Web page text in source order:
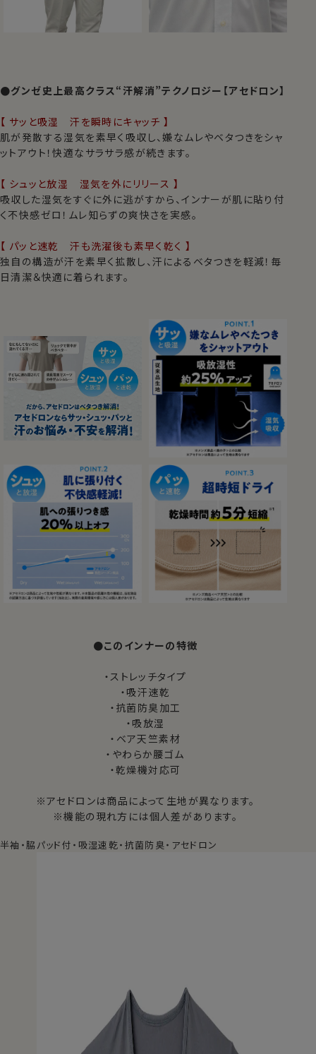
●グンゼ史上最高クラス“汗解消”テクノロジー【アセドロン】
【 サッと吸湿 汗を瞬時にキャッチ 】
肌が発散する湿気を素早く吸収し、嫌なムレやベタつきをシャ
ットアウト！快適なサラサラ感が続きます。
【 シュッと放湿 湿気を外にリリース 】
吸収した湿気をすぐに外に逃がすから、インナーが肌に貼り付
く不快感ゼロ！ムレ知らずの爽快さを実感。
【 パッと速乾 汗も洗濯後も素早く乾く 】
独自の構造が汗を素早く拡散し、汗によるベタつきを軽減！毎
日清潔＆快適に着られます。
●このインナーの特徴
・ストレッチタイプ
・吸汗速乾
・抗菌防臭加工
・吸放湿
・ベア天竺素材
・やわらか腰ゴム
・乾燥機対応可
※アセドロンは商品によって生地が異なります。
※機能の現れ方には個人差があります。
半袖・脇パッド付・吸湿速乾・抗菌防臭・アセドロン